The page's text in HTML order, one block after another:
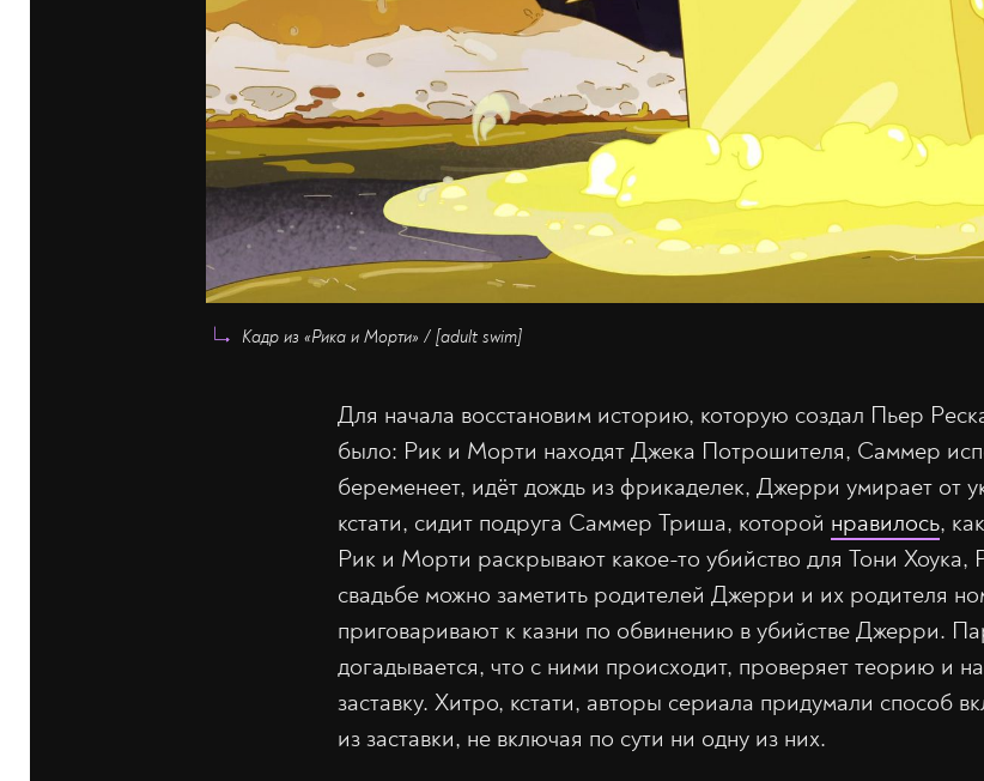
Кадр из «Рика и Морти» / [adult swim]
Для начала восстановим историю, которую создал Пьер
было: Рик и Морти находят Джека Потрошителя, Саммер
беременеет, идёт дождь из фрикаделек, Джерри умирает от
кстати, сидит подруга Саммер Триша, которой нравилось,
Рик и Морти раскрывают какое-то убийство для Тони Хоука,
свадьбе можно заметить родителей Джерри и их родителя
приговаривают к казни по обвинению в убийстве Джерри.
догадывается, что с ними происходит, проверяет теорию и
заставку. Хитро, кстати, авторы сериала придумали способ
из заставки, не включая по сути ни одну из них.